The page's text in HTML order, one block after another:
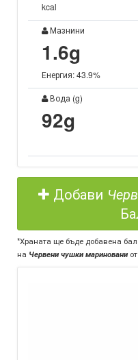
kcal
Мазнини
1.6g
Енергия: 43.9%
Вода (g)
92g
Добави
*Храната ще бъде добавена
на Червени чушки мариновани